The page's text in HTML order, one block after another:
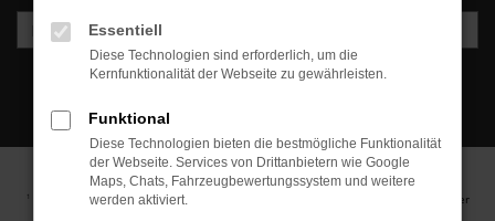
1
Ehemaliger Neupreis (Unverbindliche Preisempfehlung des Herstellers am Tag der
Essentiell
Diese Technologien sind erforderlich, um die
Kernfunktionalität der Webseite zu gewährleisten.
Funktional
Diese Technologien bieten die bestmögliche Funktionalität
der Webseite. Services von Drittanbietern wie Google
Maps, Chats, Fahrzeugbewertungssystem und weitere
werden aktiviert.